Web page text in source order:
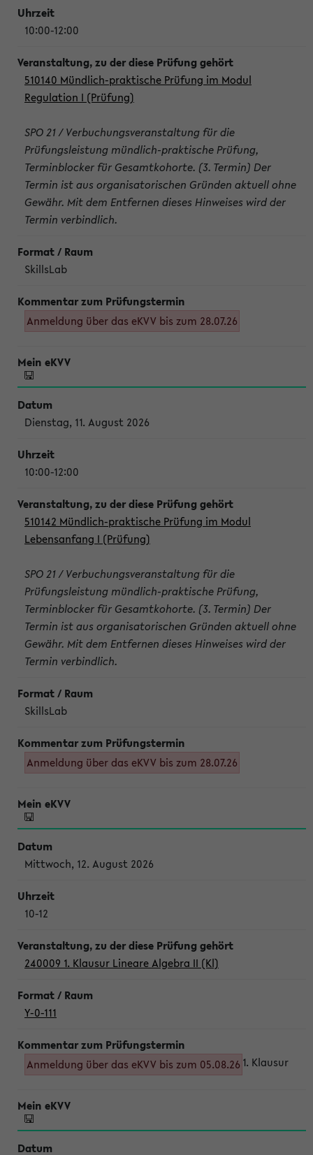
10:00-12:00
510140 Mündlich-praktische Prüfung im Modul
Regulation I (Prüfung)
SPO 21 / Verbuchungsveranstaltung für die
Prüfungsleistung mündlich-praktische Prüfung,
Terminblocker für Gesamtkohorte. (3. Termin) Der
Termin ist aus organisatorischen Gründen aktuell ohne
Gewähr. Mit dem Entfernen dieses Hinweises wird der
Termin verbindlich.
SkillsLab
Anmeldung über das eKVV bis zum 28.07.26
Dienstag, 11. August 2026
10:00-12:00
510142 Mündlich-praktische Prüfung im Modul
Lebensanfang I (Prüfung)
SPO 21 / Verbuchungsveranstaltung für die
Prüfungsleistung mündlich-praktische Prüfung,
Terminblocker für Gesamtkohorte. (3. Termin) Der
Termin ist aus organisatorischen Gründen aktuell ohne
Gewähr. Mit dem Entfernen dieses Hinweises wird der
Termin verbindlich.
SkillsLab
Anmeldung über das eKVV bis zum 28.07.26
Mittwoch, 12. August 2026
10-12
240009 1. Klausur Lineare Algebra II (Kl)
Y-0-111
Anmeldung über das eKVV bis zum 05.08.26 1. Klausur